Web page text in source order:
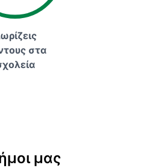
στα
μας